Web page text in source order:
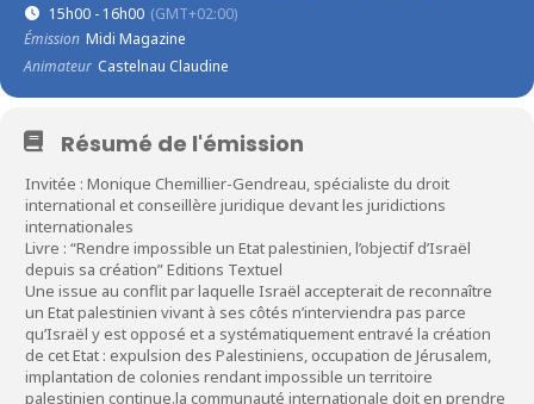
15h00 - 16h00 (GMT+02:00)
Émission Midi Magazine
Animateur Castelnau Claudine
Résumé de l'émission
Invitée : Monique Chemillier-Gendreau, spécialiste du droit
international et conseillère juridique devant les juridictions
internationales
Livre : “Rendre impossible un Etat palestinien, l’objectif d’Israël
depuis sa création” Editions Textuel
Une issue au conflit par laquelle Israël accepterait de reconnaître
un Etat palestinien vivant à ses côtés n’interviendra pas parce
qu’Israël y est opposé et a systématiquement entravé la création
de cet Etat : expulsion des Palestiniens, occupation de Jérusalem,
implantation de colonies rendant impossible un territoire
palestinien continue.la communauté internationale doit en prendre